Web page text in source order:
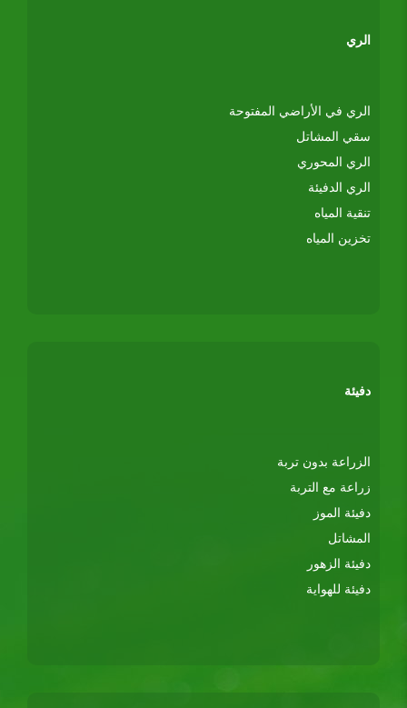
الري
الري في الأراضي المفتوحة
سقي المشاتل
الري المحوري
الري الدفيئة
تنقية المياه
تخزين المياه
دفيئة
الزراعة بدون تربة
زراعة مع التربة
دفيئة الموز
المشاتل
دفيئة الزهور
دفيئة للهواية